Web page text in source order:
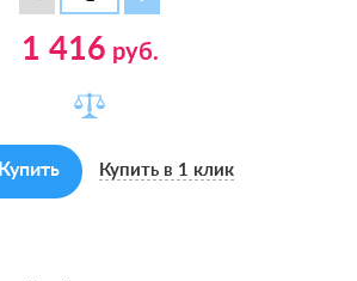
1 416 руб.
Купить Купить в 1 клик